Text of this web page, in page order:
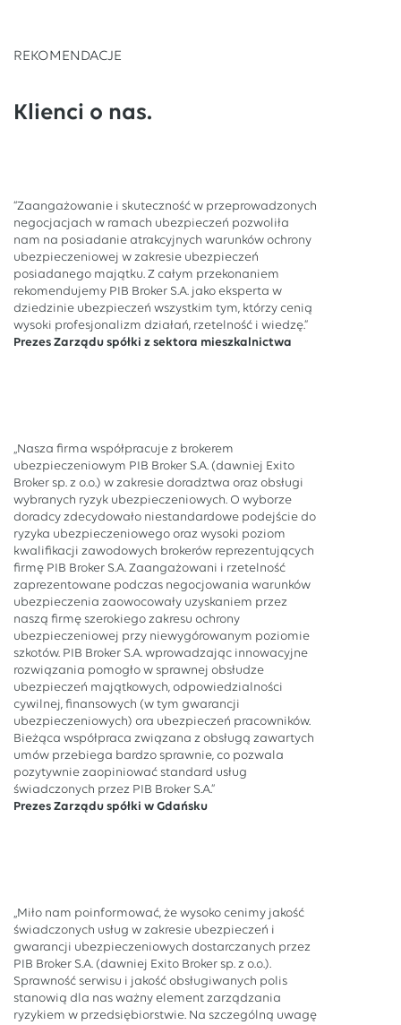
REKOMENDACJE
Klienci o nas.
“Zaangażowanie i skuteczność w przeprowadzonych
negocjacjach w ramach ubezpieczeń pozwoliła
nam na posiadanie atrakcyjnych warunków ochrony
ubezpieczeniowej w zakresie ubezpieczeń
posiadanego majątku. Z całym przekonaniem
rekomendujemy PIB Broker S.A. jako eksperta w
dziedzinie ubezpieczeń wszystkim tym, którzy cenią
wysoki profesjonalizm działań, rzetelność i wiedzę.”
Prezes Zarządu spółki z sektora mieszkalnictwa
„Nasza firma współpracuje z brokerem
ubezpieczeniowym PIB Broker S.A. (dawniej Exito
Broker sp. z o.o.) w zakresie doradztwa oraz obsługi
wybranych ryzyk ubezpieczeniowych. O wyborze
doradcy zdecydowało niestandardowe podejście do
ryzyka ubezpieczeniowego oraz wysoki poziom
kwalifikacji zawodowych brokerów reprezentujących
firmę PIB Broker S.A. Zaangażowani i rzetelność
zaprezentowane podczas negocjowania warunków
ubezpieczenia zaowocowały uzyskaniem przez
naszą firmę szerokiego zakresu ochrony
ubezpieczeniowej przy niewygórowanym poziomie
szkotów. PIB Broker S.A. wprowadzając innowacyjne
rozwiązania pomogło w sprawnej obsłudze
ubezpieczeń majątkowych, odpowiedzialności
cywilnej, finansowych (w tym gwarancji
ubezpieczeniowych) ora ubezpieczeń pracowników.
Bieżąca współpraca związana z obsługą zawartych
umów przebiega bardzo sprawnie, co pozwala
pozytywnie zaopiniować standard usług
świadczonych przez PIB Broker S.A.”
Prezes Zarządu spółki w Gdańsku
„Miło nam poinformować, że wysoko cenimy jakość
świadczonych usług w zakresie ubezpieczeń i
gwarancji ubezpieczeniowych dostarczanych przez
PIB Broker S.A. (dawniej Exito Broker sp. z o.o.).
Sprawność serwisu i jakość obsługiwanych polis
stanowią dla nas ważny element zarządzania
ryzykiem w przedsiębiorstwie. Na szczególną uwagę